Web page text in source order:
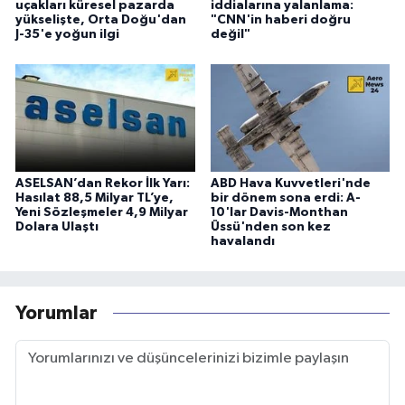
uçakları küresel pazarda
yükselişte, Orta Doğu'dan
J-35'e yoğun ilgi
iddialarına yalanlama:
"CNN'in haberi doğru
değil"
ASELSAN’dan Rekor İlk Yarı:
Hasılat 88,5 Milyar TL’ye,
Yeni Sözleşmeler 4,9 Milyar
Dolara Ulaştı
ABD Hava Kuvvetleri'nde
bir dönem sona erdi: A-
10'lar Davis-Monthan
Üssü'nden son kez
havalandı
Yorumlar